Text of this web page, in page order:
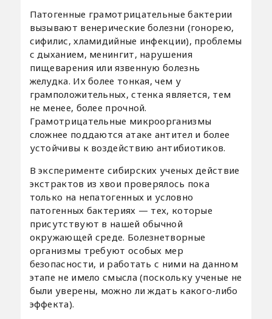
Патогенные грамотрицательные бактерии
вызывают венерические болезни (гонорею,
сифилис, хламидийные инфекции), проблемы
с дыханием, менингит, нарушения
пищеварения или язвенную болезнь
желудка. Их более тонкая, чем у
грамположительных, стенка является, тем
не менее, более прочной.
Грамотрицательные микроорганизмы
сложнее поддаются атаке антител и более
устойчивы к воздействию антибиотиков.
В эксперименте сибирских ученых действие
экстрактов из хвои проверялось пока
только на непатогенных и условно
патогенных бактериях — тех, которые
присутствуют в нашей обычной
окружающей среде. Болезнетворные
организмы требуют особых мер
безопасности, и работать с ними на данном
этапе не имело смысла (поскольку ученые не
были уверены, можно ли ждать какого-либо
эффекта).